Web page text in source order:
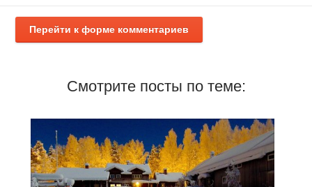
Перейти к форме комментариев
Смотрите посты по теме: